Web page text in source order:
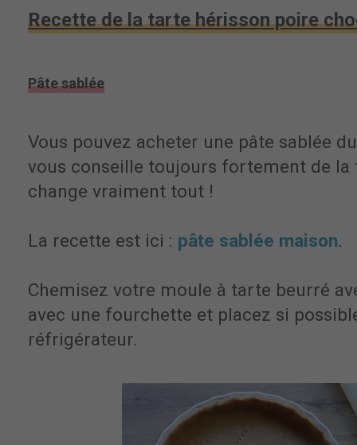
Recette de la tarte hérisson poire
Pâte sablée
Vous pouvez acheter une pâte sablée
vous conseille toujours fortement de la
change vraiment tout !
La recette est ici : pâte sablée maison.
Chemisez votre moule à tarte beurré
avec une fourchette et placez si
réfrigérateur.